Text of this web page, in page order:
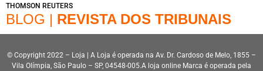
THOMSON REUTERS
BLOG | REVISTA DOS TRIBUNAIS
© Copyright 2022 – Loja | A Loja é operada na Av. Dr. Cardoso de Melo, 1855 –
Vila Olímpia, São Paulo – SP, 04548-005.A loja online Marca é operada pela